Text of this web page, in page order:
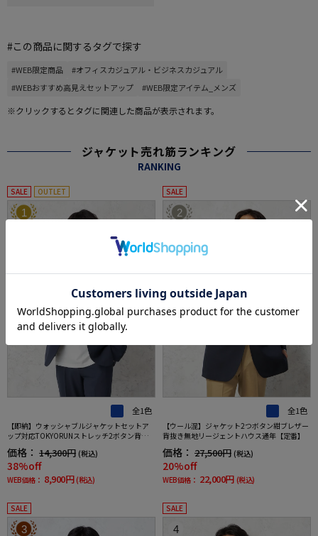
#この商品に関するタグで探す
#WEB限定商品
#オフィスカジュアル・ビジネスカジュアル
#WEBおすすめ高見えセットアップ
#WEB限定アイテム_メンズ
※クリックするとタグに関連した商品が表示されます。
ジャケット売れ筋ランキング
RANKING
SALE OUTLET
1
全1色
【即納】ウォッシャブルジャケットセットア
ップ対応TOKYORUNストレッチ2ボタン背抜き
価格： 14,300円 (税込)
38%off
WEB価格： 8,900円 (税込)
SALE
2
全1色
【ウール混】ジャケット2つボタン紺ブレザー
背抜き無地リージェントハウス通年【定番】
価格： 27,500円 (税込)
20%off
WEB価格： 22,000円 (税込)
SALE
3
SALE
4